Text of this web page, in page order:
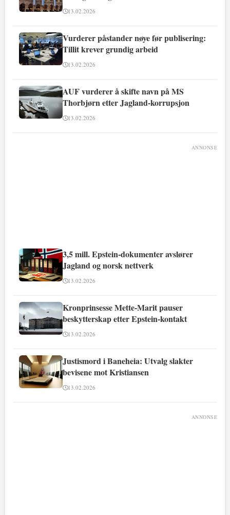
13.02.2026
Vurderer påstander nøye før publisering:
Tillit krever grundig arbeid
13.02.2026
AUF vurderer å skifte navn på MS
Thorbjørn etter Jagland-korrupsjon
13.02.2026
ANNONSE
3,5 mill. Epstein-dokumenter avslører
Jagland og norsk nettverk
13.02.2026
Kronprinsesse Mette-Marit pauser
beskytterskap etter Epstein-kontakt
13.02.2026
Justismord i Baneheia: Utvalg slakter
bevisene mot Kristiansen
13.02.2026
ANNONSE